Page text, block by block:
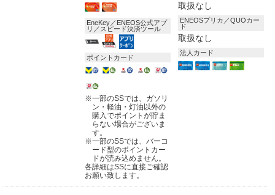
EneKey／ENEOS公式アプ
リ／スピード決済ツール
ポイントカード
※一部のSSでは、ガソリ
ン・軽油・灯油以外の
購入でポイントが貯ま
らない場合がございま
す。
※一部のSSでは、バーコ
ード型のポイントカー
ドが読み込めません。
各詳細はSSに直接ご確認
お願い致します。
取扱なし
ENEOSプリカ／QUOカー
ド
取扱なし
法人カード